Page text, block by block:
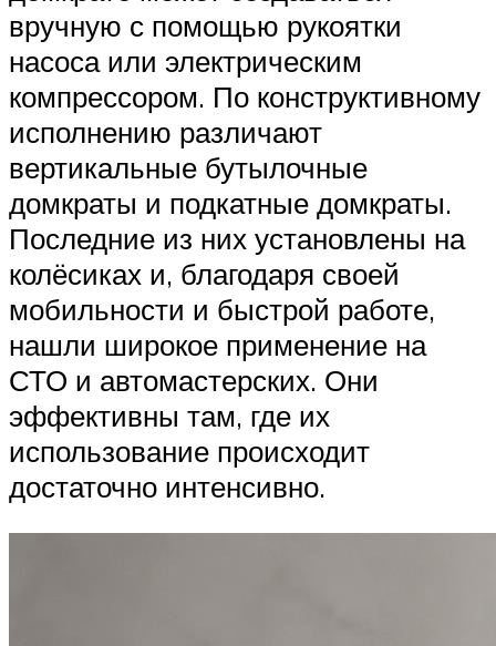
вручную с помощью рукоятки
насоса или электрическим
компрессором. По конструктивному
исполнению различают
вертикальные бутылочные
домкраты и подкатные домкраты.
Последние из них установлены на
колёсиках и, благодаря своей
мобильности и быстрой работе,
нашли широкое применение на
СТО и автомастерских. Они
эффективны там, где их
использование происходит
достаточно интенсивно.